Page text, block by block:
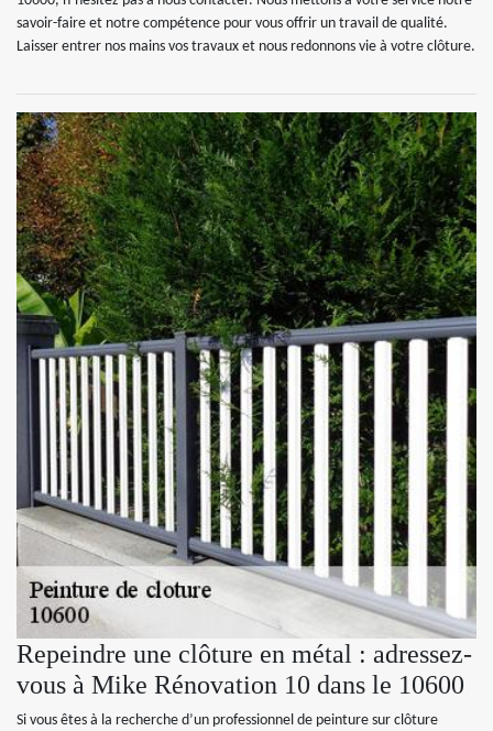
savoir-faire et notre compétence pour vous offrir un travail de qualité.
Laisser entrer nos mains vos travaux et nous redonnons vie à votre clôture.
Repeindre une clôture en métal : adressez-
vous à Mike Rénovation 10 dans le 10600
Si vous êtes à la recherche d’un professionnel de peinture sur clôture